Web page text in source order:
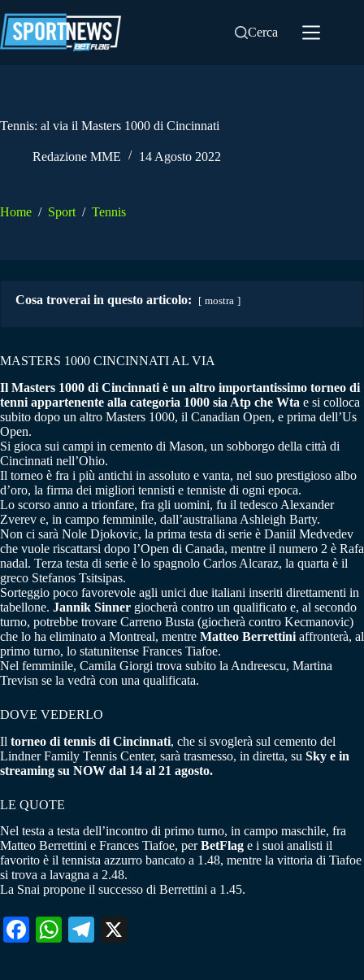
al
contenuto
Cerca
Tennis: al via il Masters 1000 di Cincinnati
Redazione MME 14 Agosto 2022
Home / Sport / Tennis
Cosa troverai in questo articolo: mostra
MASTERS 1000 CINCINNATI AL VIA
Il Masters 1000 di Cincinnati è un altro importantissimo torneo di
tenni appartenente alla categoria 1000 sia Atp che Wta e si colloca
subito dopo un altro Masters 1000, il Canadian Open, e prima dell’Us
Open.
Si gioca sui campi in cemento di Mason, un sobborgo della città di
Cincinnati nell’Ohio.
Il torneo è fra i più antichi in assoluto e vanta, nel suo prestigioso albo
d’oro, la firma dei migliori tennisti e tenniste di ogni epoca.
Lo scorso anno a trionfare, fra gli uomini, fu il tedesco Alexander
Zverev e, in campo femminile, dall’australiana Ashleigh Barty.
Non ci sarà Nole Djokovic, la prima testa di serie è Daniil Medvedev
che vuole riscattarsi dopo l’Open di Canada, mentre il numero 2 è Rafa
nadal. Terza testa di serie è lo spagnolo Carlos Alcaraz, la quarta è il
greco Stefanos Tsitsipas.
Sorteggio poco favorevole agli unici due italiani inseriti direttamenti in
tabellone. Jannik Sinner giocherà contro un qualificato e, al secondo
turno, potrebbe trovare Carreno Busta (giocherà contro Kecmanovic)
che lo ha eliminato a Montreal, mentre Matteo Berrettini affronterà, al
primo turno, lo statunitense Frances Tiafoe.
Nel femminile, Camila Giorgi trova subito la Andreescu, Martina
Trevisn se la vedrà con una qualificata.
DOVE VEDERLO
Il torneo di tennis di Cincinnati, che si svoglerà sul cemento del
Lindner Family Tennis Center, sarà trasmesso, in diretta, su Sky e in
streaming su NOW dal 14 al 21 agosto.
LE QUOTE
Nel testa a testa dell’incontro di primo turno, in campo maschile, fra
Matteo Berrettini e Frances Tiafoe, perBetFlag e i suoi analisti il
favorito è il tennista azzurro bancato a 1.48, mentre la vittoria di Tiafoe
si trova a lavagna a 2.48.
La Snai propone il successo di Berrettini a 1.45.
Fa W
Te